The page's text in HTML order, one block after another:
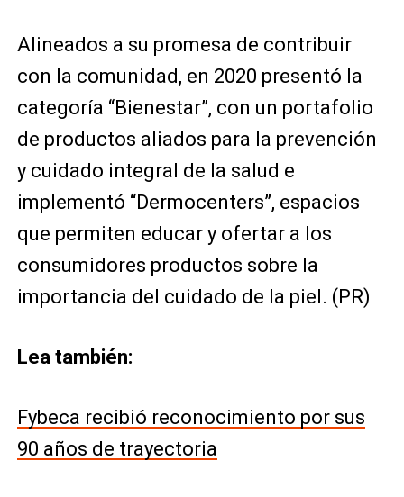
Alineados a su promesa de contribuir
con la comunidad, en 2020 presentó la
categoría “Bienestar”, con un portafolio
de productos aliados para la prevención
y cuidado integral de la salud e
implementó “Dermocenters”, espacios
que permiten educar y ofertar a los
consumidores productos sobre la
importancia del cuidado de la piel. (PR)
Lea también:
Fybeca recibió reconocimiento por sus
90 años de trayectoria